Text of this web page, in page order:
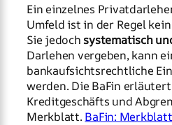
Ein einzelnes
Umfeld ist in der Regel
Sie jedoch systematisch
Darlehen vergeben, kann
bankaufsichtsrechtliche
werden. Die BaFin
Kreditgeschäfts und
Merkblatt. BaFin: